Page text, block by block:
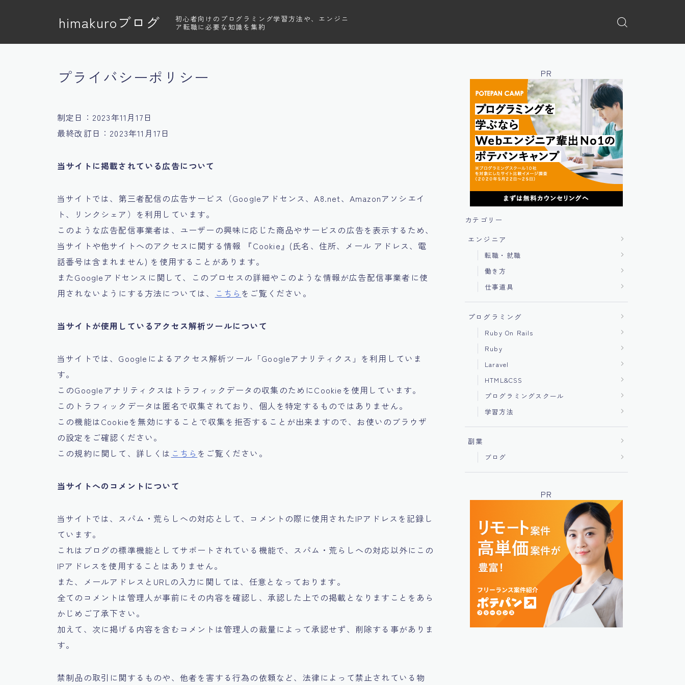
himakuroブログ
初心者向けのプログラミング学習方法や、エンジニ
ア転職に必要な知識を集約
プライバシーポリシー
制定日：2023年11月17日
最終改訂日：2023年11月17日
当サイトに掲載されている広告について
当サイトでは、第三者配信の広告サービス（Googleアドセンス、A8.net、Amazonアソシエイ
ト、リンクシェア）を利用しています。
このような広告配信事業者は、ユーザーの興味に応じた商品やサービスの広告を表示するため、
当サイトや他サイトへのアクセスに関する情報 『Cookie』(氏名、住所、メール アドレス、電
話番号は含まれません) を使用することがあります。
またGoogleアドセンスに関して、このプロセスの詳細やこのような情報が広告配信事業者に使
用されないようにする方法については、
こちら をご覧ください。
当サイトが使用しているアクセス解析ツールについて
当サイトでは、Googleによるアクセス解析ツール「Googleアナリティクス」を利用していま
す。
このGoogleアナリティクスはトラフィックデータの収集のためにCookieを使用しています。
このトラフィックデータは匿名で収集されており、個人を特定するものではありません。
この機能はCookieを無効にすることで収集を拒否することが出来ますので、お使いのブラウザ
の設定をご確認ください。
この規約に関して、詳しくは こちら をご覧ください。
当サイトへのコメントについて
当サイトでは、スパム・荒らしへの対応として、コメントの際に使用されたIPアドレスを記録し
ています。
これはブログの標準機能としてサポートされている機能で、スパム・荒らしへの対応以外にこの
IPアドレスを使用することはありません。
また、メールアドレスとURLの入力に関しては、任意となっております。
全てのコメントは管理人が事前にその内容を確認し、承認した上での掲載となりますことをあら
かじめご了承下さい。
加えて、次に掲げる内容を含むコメントは管理人の裁量によって承認せず、削除する事がありま
す。
禁制品の取引に関するものや、他者を害する行為の依頼など、法律によって禁止されている物
PR
カテゴリー
エンジニア
転職・就職
働き方
仕事道具
プログラミング
Ruby On Rails
Ruby
Laravel
HTML&CSS
プログラミングスクール
学習方法
副業
ブログ
PR